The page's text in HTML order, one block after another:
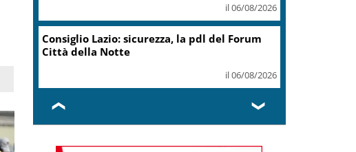
il 06/08/2026
Consiglio Lazio: sicurezza, la pdl del Forum
Città della Notte
il 06/08/2026
❮ ❯